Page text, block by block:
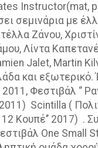
Instructor(mat,
σεμινάρια με
Ζάνου,
Λίντα
Jalet, Martin
και εξωτερικό.
2011, Φεστιβάλ
Scintilla (
12 Κουπέ’’ 2017)
One Small